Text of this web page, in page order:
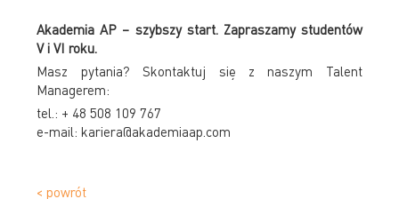
Akademia AP – szybszy start. Zapraszamy studentów
V i VI roku.
Masz pytania? Skontaktuj się z naszym Talent
Managerem:
tel.: + 48 508 109 767
e-mail: kariera@akademiaap.com
< powrót